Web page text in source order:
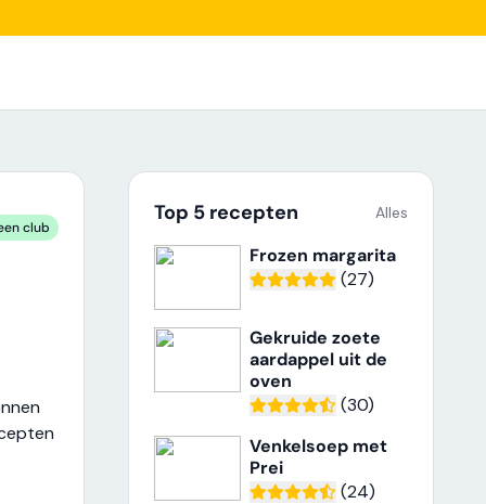
club
Top 5 recepten Alles
Frozen margarita
(27)
Gekruide zoete
aardappel uit de
oven
(30)
Venkelsoep met
Prei
(24)